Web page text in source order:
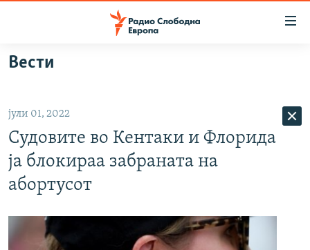
Оди
на
Оди
на
главната
навигација
Премини
на
ВИЗУЕЛНО
ВЕСТИ
ШТО ТРЕБА ДА ЗНАЕТЕ
ПРИЈАВИ СЕ ЗА ЊУЗЛЕТЕР
ПОДКАСТ ЗОШТО?
Вести
јули 01, 2022
Судовите во Кентаки и Флорида
ја блокираа забраната на
абортусот